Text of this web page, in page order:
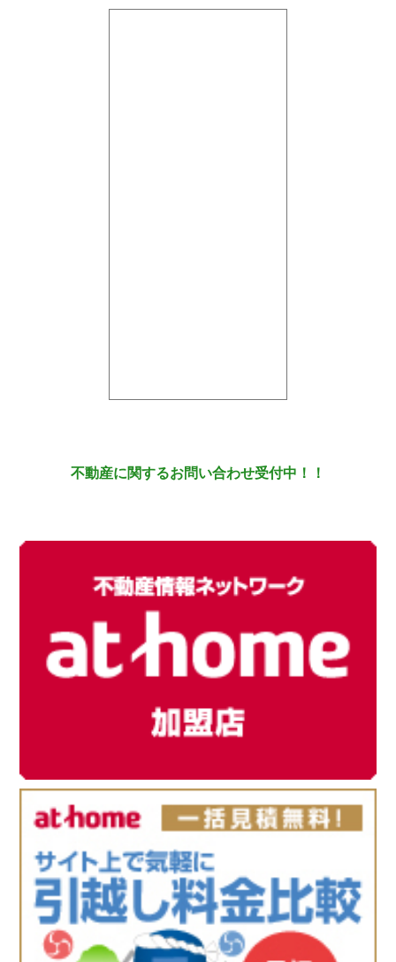
不動産に関するお問い合わせ受付中！！